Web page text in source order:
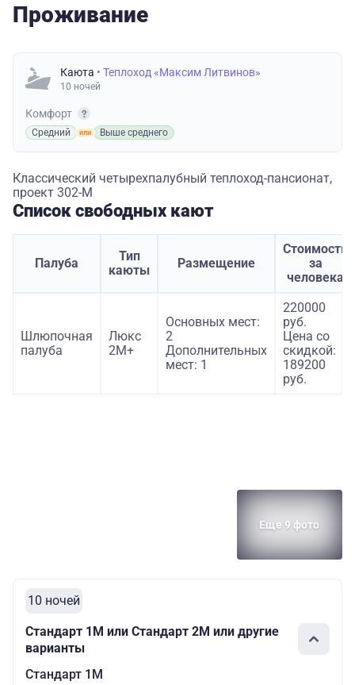
Проживание
Каюта • Теплоход «Максим Литвинов»
10 ночей
Комфорт
Средний Выше среднего
Классический четырехпалубный теплоход-пансионат,
проект 302-М
Список свободных кают
Палуба
Тип
каюты
Размещение
Стоимость
за
человека
Шлюпочная
палуба
Люкс
2М+
Основных мест:
2
Дополнительных
мест: 1
220000
руб.
Цена со
скидкой:
189200
руб.
Еще 9 фото
10 ночей
Стандарт 1M или Стандарт 2M или другие
варианты
Стандарт 1M